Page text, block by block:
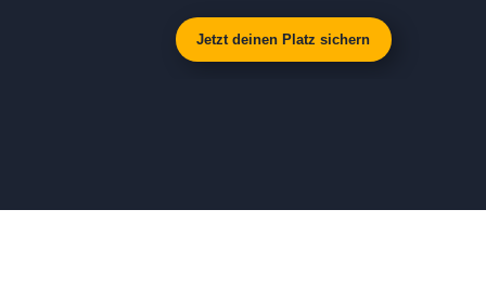
Jetzt deinen Platz sichern